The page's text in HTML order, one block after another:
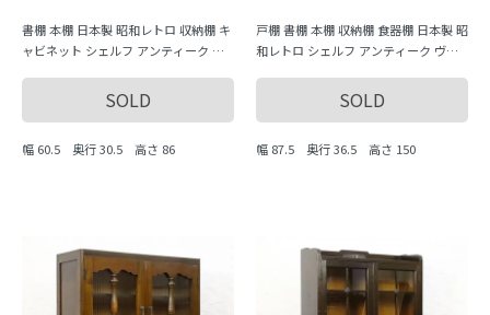
書棚 本棚 日本製 昭和レトロ 収納棚 キ
ャビネット シェルフ アンティーク ヴ
SOLD
幅 60.5 奥行 30.5 高さ 86
戸棚 書棚 本棚 収納棚 食器棚 日本製 昭
和レトロ シェルフ アンティーク ヴィ
SOLD
幅 87.5 奥行 36.5 高さ 150